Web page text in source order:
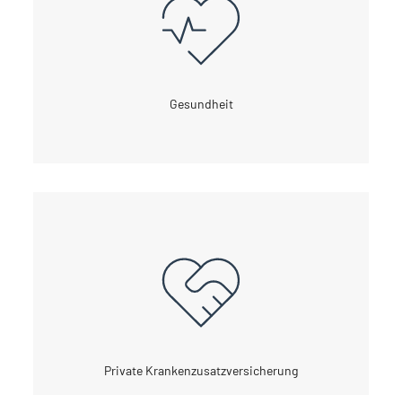
Gesundheit
Private Krankenzusatzversicherung